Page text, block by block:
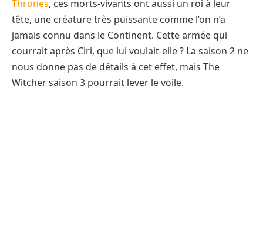
Thrones, ces morts-vivants ont aussi un roi à leur
tête, une créature très puissante comme l’on n’a
jamais connu dans le Continent. Cette armée qui
courrait après Ciri, que lui voulait-elle ? La saison 2 ne
nous donne pas de détails à cet effet, mais The
Witcher saison 3 pourrait lever le voile.